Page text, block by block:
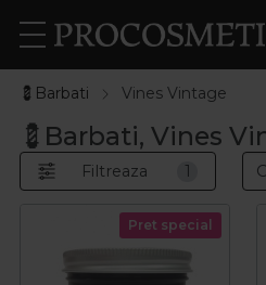
💈Barbati Vines Vintage
💈Barbati, Vines
Filtreaza 1
Pret special